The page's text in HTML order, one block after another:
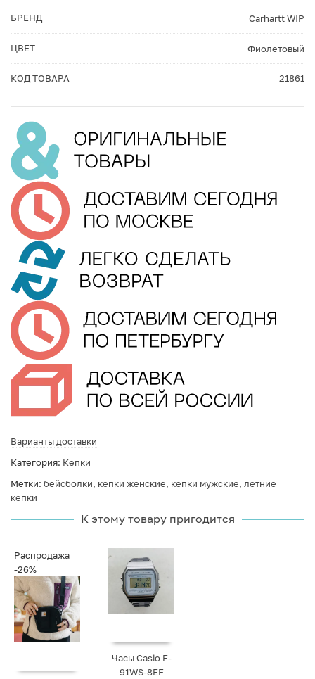
БРЕНД Carhartt WIP
ЦВЕТ Фиолетовый
КОД ТОВАРА 21861
Варианты доставки
Категория: Кепки
Метки: бейсболки, кепки женские, кепки мужские, летние
кепки
К этому товару пригодится
Распродажа
-26%
Часы Casio F-
91WS-8EF